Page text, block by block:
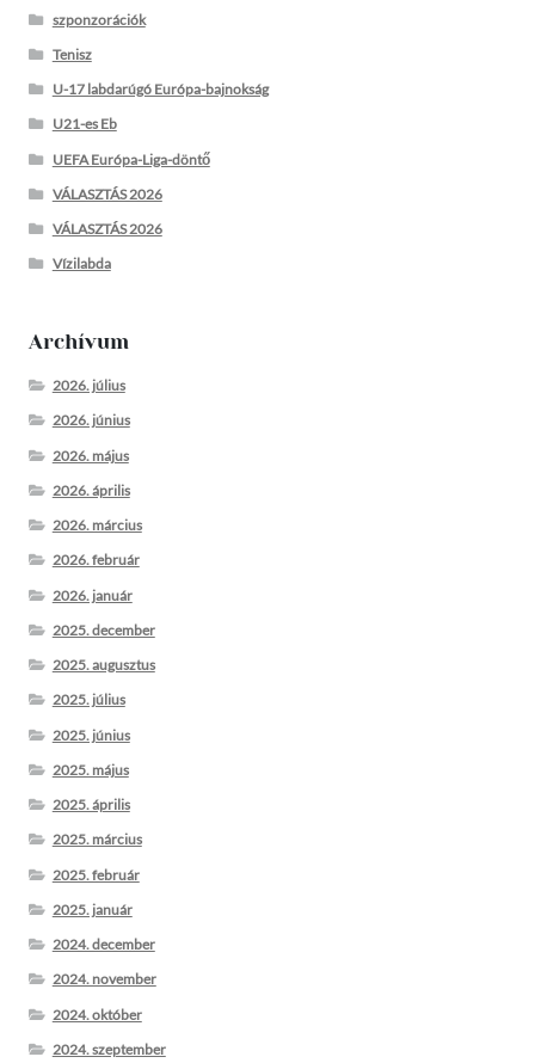
szponzorációk
Tenisz
U-17 labdarúgó Európa-bajnokság
U21-es Eb
UEFA Európa-Liga-döntő
VÁLASZTÁS 2026
VÁLASZTÁS 2026
Vízilabda
Archívum
2026. július
2026. június
2026. május
2026. április
2026. március
2026. február
2026. január
2025. december
2025. augusztus
2025. július
2025. június
2025. május
2025. április
2025. március
2025. február
2025. január
2024. december
2024. november
2024. október
2024. szeptember